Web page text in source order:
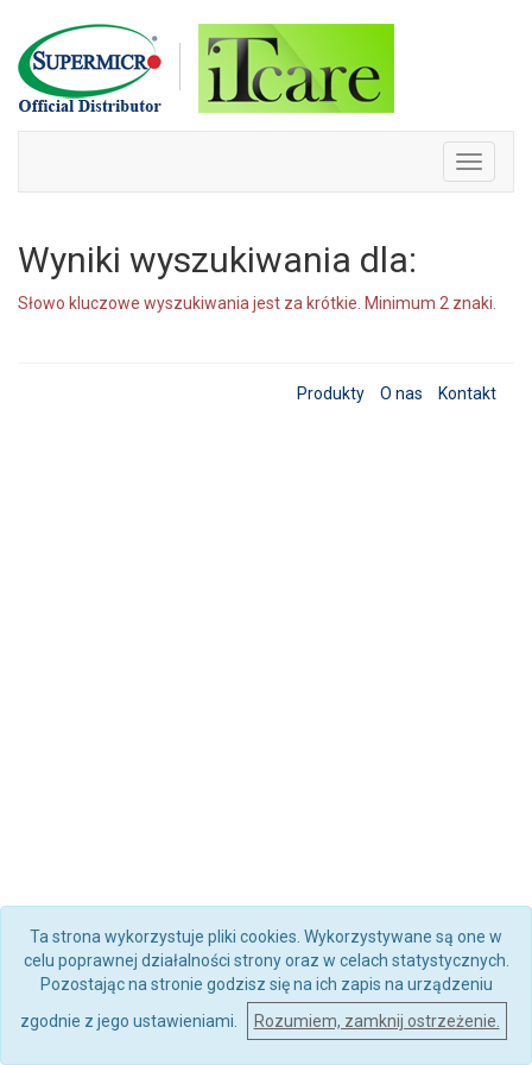
Skip
to
content
Toggle
Wyniki wyszukiwania dla:
Słowo kluczowe wyszukiwania jest za krótkie. Minimum 2 znaki.
Produkty O nas Kontakt
Ta strona wykorzystuje pliki cookies. Wykorzystywane są one w
celu poprawnej działalności strony oraz w celach statystycznych.
Pozostając na stronie godzisz się na ich zapis na urządzeniu
zgodnie z jego ustawieniami.
Rozumiem, zamknij ostrzeżenie.